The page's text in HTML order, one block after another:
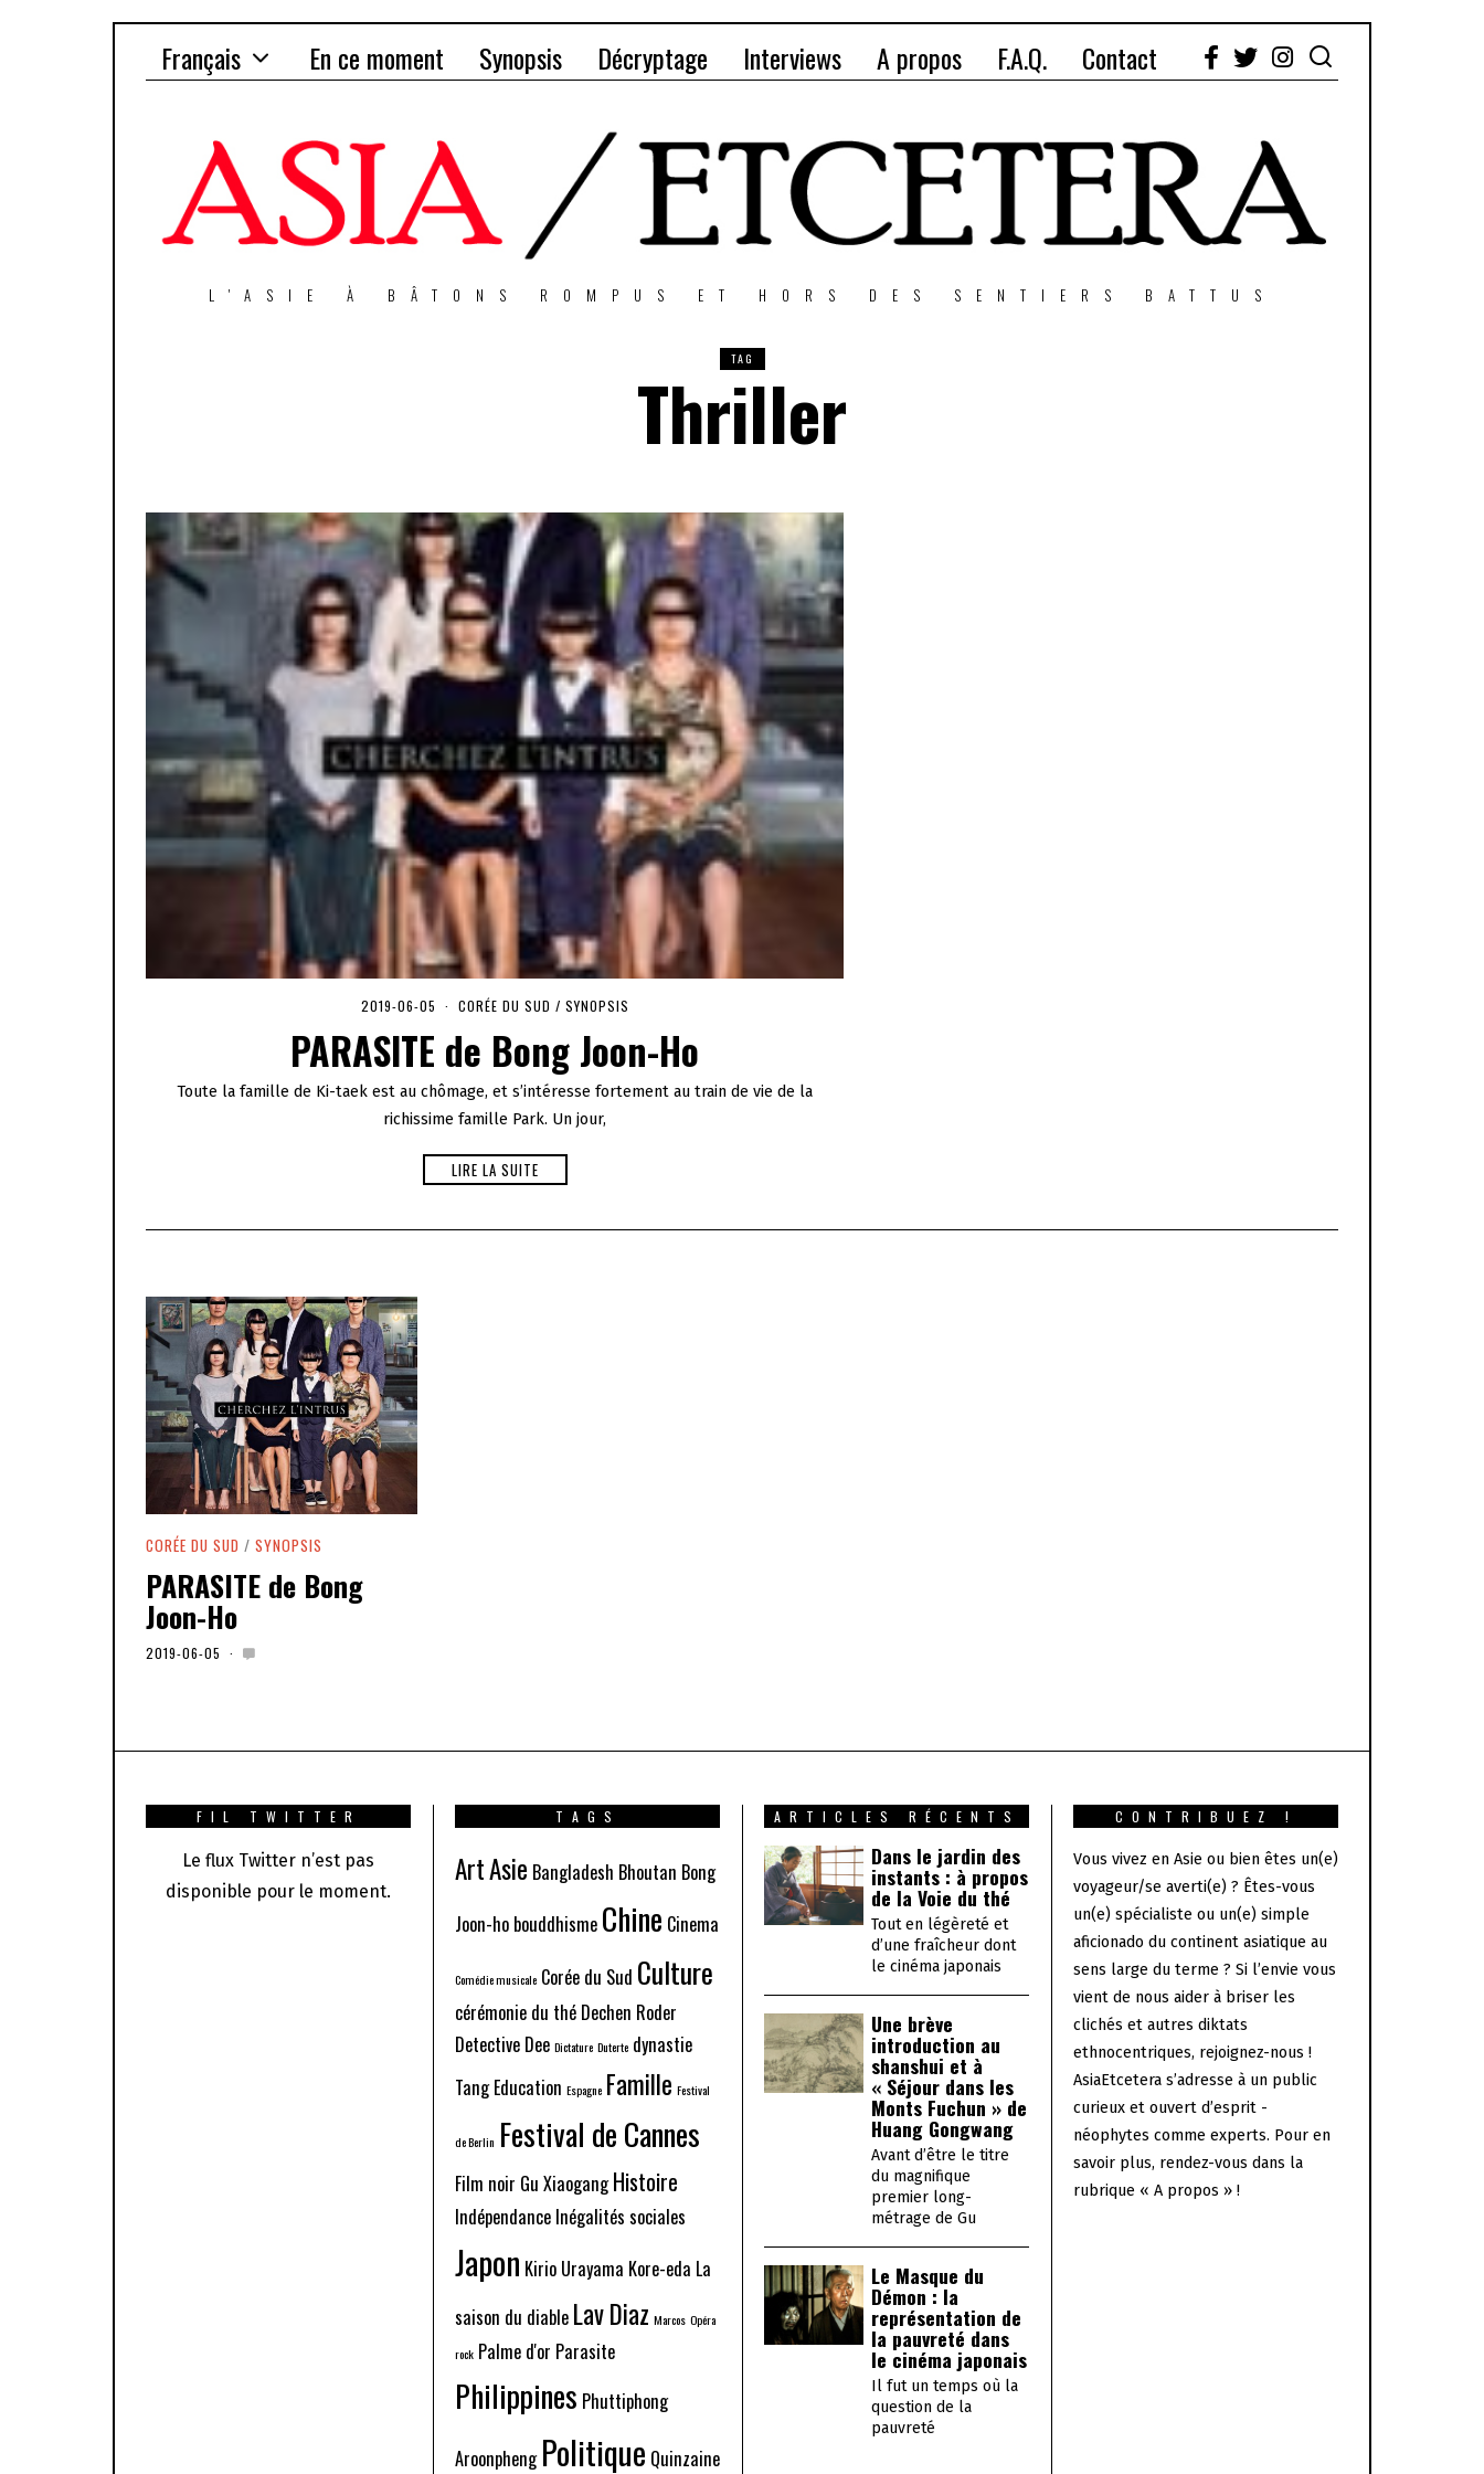
Français En ce moment Synopsis Décryptage Interviews A propos F.A.Q. Contact
Facebook
Twitter
Instagram
L'ASIE À BÂTONS ROMPUS ET HORS DES SENTIERS BATTUS
TAG
Thriller
2019-06-05
0
1
-
CORÉE DU SUD / SYNOPSIS
PARASITE de Bong Joon-Ho
Toute la famille de Ki-taek est au chômage, et s’intéresse fortement au train de vie de la
richissime famille Park. Un jour,
LIRE LA SUITE
CORÉE DU SUD / SYNOPSIS
PARASITE de Bong
Joon-Ho
2019-06-05
1
FIL TWITTER
Le flux Twitter n’est pas
disponible pour le moment.
TAGS
ArtAsie Bangladesh Bhoutan Bong
Joon-ho bouddhisme Chine Cinema
Comédie musicale Corée du Sud Culture
cérémonie du thé Dechen Roder
Detective Dee Dictature Duterte dynastie
Tang Education Espagne Famille Festival
de Berlin Festival de Cannes
Film noir Gu Xiaogang Histoire
Indépendance Inégalités sociales
Japon Kirio Urayama Kore-eda La
saison du diable Lav Diaz Marcos Opéra
rock Palme d'or Parasite
Philippines Phuttiphong
Aroonpheng Politique Quinzaine
ARTICLES RÉCENTS
Dans le jardin des
instants : à propos
de la Voie du thé
Tout en légèreté et
d’une fraîcheur dont
le cinéma japonais
Une brève
introduction au
shanshui et à
« Séjour dans les
Monts Fuchun » de
Huang Gongwang
Avant d’être le titre
du magnifique
premier long-
métrage de Gu
Le Masque du
Démon : la
représentation de
la pauvreté dans
le cinéma japonais
Il fut un temps où la
question de la
pauvreté
CONTRIBUEZ !
Vous vivez en Asie ou bien êtes un(e)
voyageur/se averti(e) ? Êtes-vous
un(e) spécialiste ou un(e) simple
aficionado du continent asiatique au
sens large du terme ? Si l’envie vous
vient de nous aider à briser les
clichés et autres diktats
ethnocentriques, rejoignez-nous !
AsiaEtcetera s’adresse à un public
curieux et ouvert d’esprit -
néophytes comme experts. Pour en
savoir plus, rendez-vous dans la
rubrique « A propos » !